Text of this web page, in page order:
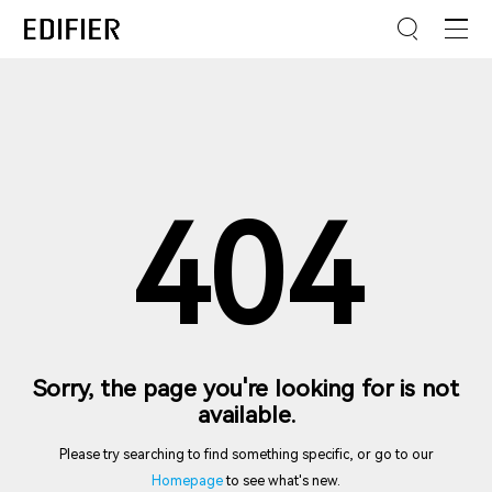
404
Sorry, the page you're looking for is not
available.
Please try searching to find something specific, or go to our
Homepageto see what's new.